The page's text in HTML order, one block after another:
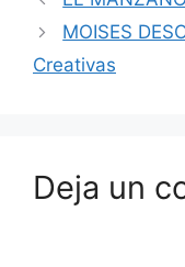
MOISES
Creativas
Deja un